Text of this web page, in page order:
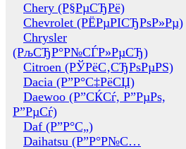
Chery (Р§РµСЂРё)
Chevrolet (РЁРµРІСЂРѕР»Рµ)
Chrysler
(РљСЂР°Р№СЃР»РµСЂ)
Citroen (РЎРёС‚СЂРѕРµРЅ)
Dacia (Р”Р°С‡РёСЏ)
Daewoo (Р”СЌСѓ, Р”РµРѕ,
Р”РµСѓ)
Daf (Р”Р°С„)
Daihatsu (Р”Р°Р№С…